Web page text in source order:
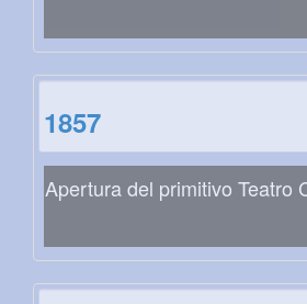
1857
Apertura del primitivo Teatro